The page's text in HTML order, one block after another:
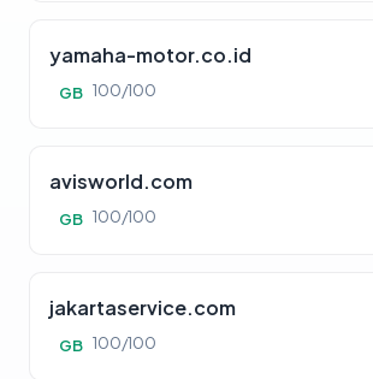
yamaha-motor.co.id
GB 100/100
avisworld.com
GB 100/100
jakartaservice.com
GB 100/100